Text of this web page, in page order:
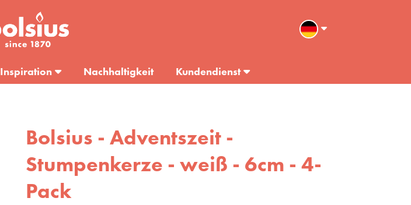
Inspiration Nachhaltigkeit Kundendienst
Bolsius - Adventszeit -
Stumpenkerze - weiß - 6cm - 4-
Pack